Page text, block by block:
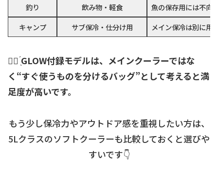
釣り
飲み物・軽食
魚の保存用には不向
キャンプ
サブ保冷・仕分け用 メイン保冷は別に用
☝🏻 ̖́GLOW付録モデルは、メインクーラーではな
く“すぐ使うものを分けるバッグ”として考えると満
足度が高いです。
もう少し保冷力やアウトドア感を重視したい方は、
5Lクラスのソフトクーラーも比較しておくと選びや
すいです👇